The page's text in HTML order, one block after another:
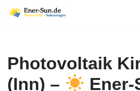
Photovoltaik
(Inn) –
Ener-